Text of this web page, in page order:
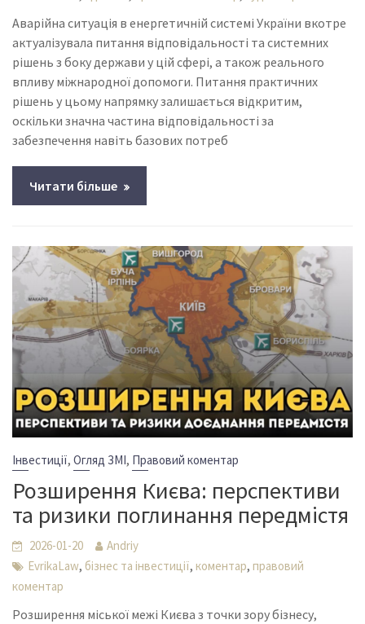
Аварійна ситуація в енергетичній системі України вкотре
актуалізувала питання відповідальності та системних
рішень з боку держави у цій сфері, а також реального
впливу міжнародної допомоги. Питання практичних
рішень у цьому напрямку залишається відкритим,
оскільки значна частина відповідальності за
забезпечення навіть базових потреб
Читати більше
Інвестиції,Огляд ЗМІ, Правовий коментар
Розширення Києва: перспективи
та ризики поглинання передмістя
2026-01-20
Andriy
EvrikaLaw, бізнес та інвестиції,коментар,правовий
коментар
Розширення міської межі Києва з точки зору бізнесу,